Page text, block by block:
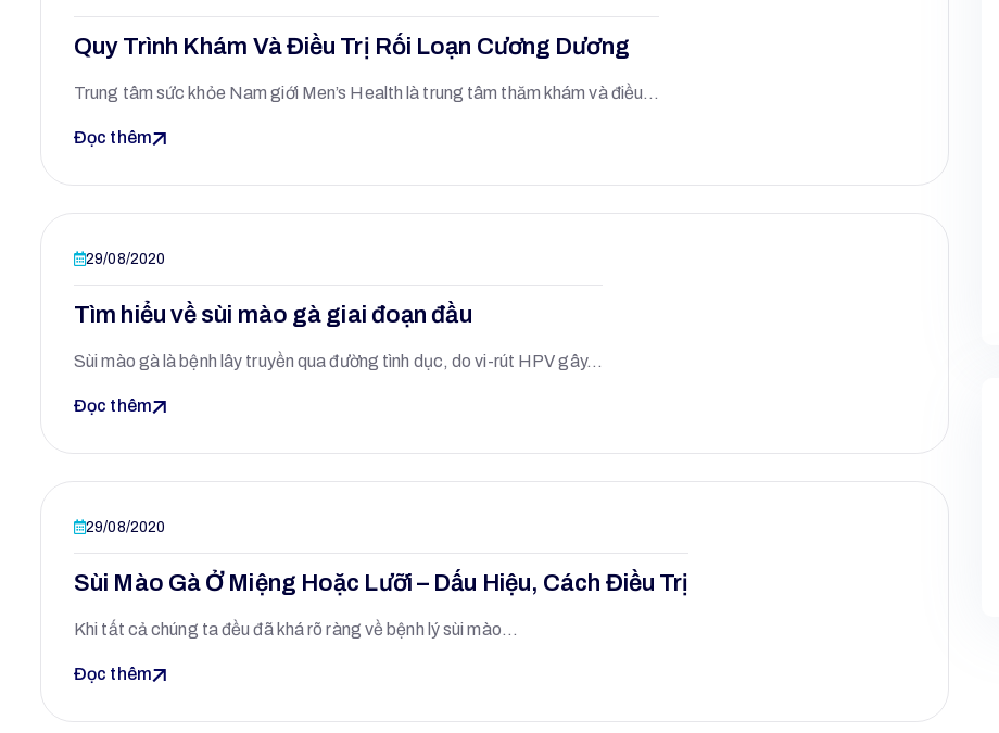
Quy Trình Khám Và Điều Trị Rối Loạn Cương Dương
Trung tâm sức khỏe Nam giới Men’s Health là trung tâm thăm khám và điều…
Đọc thêm
29/08/2020
Tìm hiểu về sùi mào gà giai đoạn đầu
Sùi mào gà là bệnh lây truyền qua đường tình dục, do vi-rút HPV gây…
Đọc thêm
29/08/2020
Sùi Mào Gà Ở Miệng Hoặc Lưỡi – Dấu Hiệu, Cách Điều Trị
Khi tất cả chúng ta đều đã khá rõ ràng về bệnh lý sùi mào…
Đọc thêm